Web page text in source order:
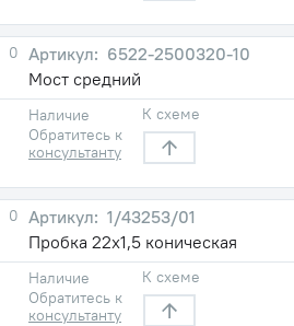
0
6522-2500320-10
Мост средний
Наличие
Обратитесь к
консультанту
К схеме
0
1/43253/01
Пробка 22х1,5 коническая
Наличие
Обратитесь к
консультанту
К схеме